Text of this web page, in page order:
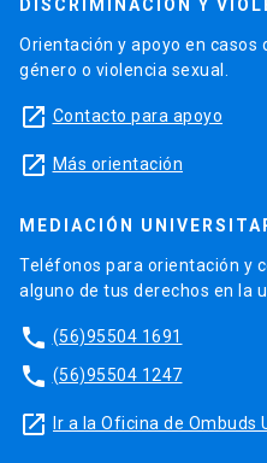
DISCRIMINACIÓN Y
Orientación y apoyo en casos
género o violencia sexual.
launch Contacto para apoyo
launch Más orientación
MEDIACIÓN
Teléfonos para orientación y
alguno de tus derechos en la
phone (56)95504 1691
phone (56)95504 1247
launch Ir a la Oficina de Ombuds